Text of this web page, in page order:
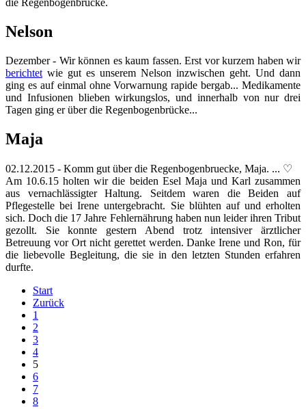
die Regenbogenbrücke.
Nelson
Dezember - Wir können es kaum fassen. Erst vor kurzem haben wir
berichtet wie gut es unserem Nelson inzwischen geht. Und dann
ging es auf einmal ohne Vorwarnung rapide bergab... Medikamente
und Infusionen blieben wirkungslos, und innerhalb von nur drei
Tagen ging er über die Regenbogenbrücke...
Maja
02.12.2015 - Komm gut über die Regenbogenbruecke, Maja. ... ♡
Am 10.6.15 holten wir die beiden Esel Maja und Karl zusammen
aus vernachlässigter Haltung. Seitdem waren die Beiden auf
Pflegestelle bei Irene untergebracht. Sie blühten auf und erholten
sich. Doch die 17 Jahre Fehlernährung haben nun leider ihren Tribut
gezollt. Sie konnte gestern Abend trotz intensiver ärztlicher
Betreuung vor Ort nicht gerettet werden. Danke Irene und Ron, für
die liebevolle Begleitung, die sie in den letzten Stunden erfahren
durfte.
Start
Zurück
1
2
3
4
5
6
7
8